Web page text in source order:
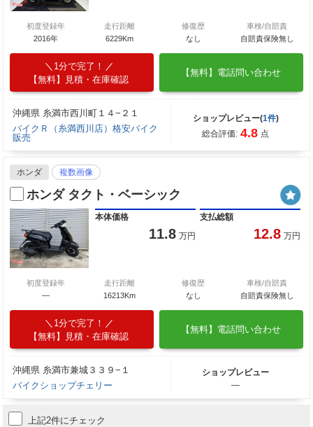
初度登録年
2016年
走行距離
6229Km
修復歴
なし
車検/自賠責
自賠責保険無し
1分で完了！
【無料】見積・在庫確認
【無料】電話問い合わせ
沖縄県 糸満市西川町１４−２１
バイクＲ（糸満西川店）格安バイク
販売
ショップレビュー(1件)
総合評価: 4.8 点
ホンダ 複数画像
ホンダ タクト・ベーシック
本体価格
11.8 万円
支払総額
12.8 万円
初度登録年
―
走行距離
16213Km
修復歴
なし
車検/自賠責
自賠責保険無し
1分で完了！
【無料】見積・在庫確認
【無料】電話問い合わせ
沖縄県 糸満市兼城３３９−１
バイクショップチェリー
ショップレビュー
―
上記2件にチェック